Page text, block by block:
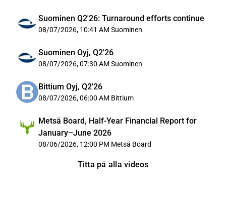
Suominen Q2'26: Turnaround efforts continue
08/07/2026, 10:41 AM Suominen
Suominen Oyj, Q2'26
08/07/2026, 07:30 AM Suominen
Bittium Oyj, Q2'26
08/07/2026, 06:00 AM Bittium
Metsä Board, Half-Year Financial Report for
January–June 2026
08/06/2026, 12:00 PM Metsä Board
Titta på alla videos